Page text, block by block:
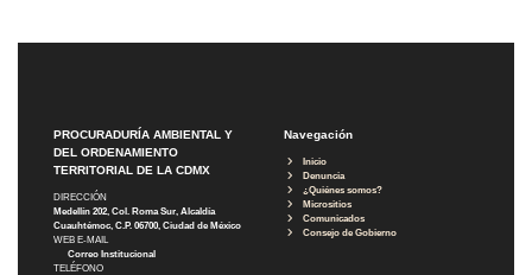
PROCURADURÍA AMBIENTAL Y
DEL ORDENAMIENTO
TERRITORIAL DE LA CDMX
DIRECCIÓN
Medellín 202, Col. Roma Sur, Alcaldía
Cuauhtémoc, C.P. 06700, Ciudad de México
WEB E-MAIL
Correo Institucional
TELÉFONO
Navegación
Inicio
Denuncia
¿Quiénes somos?
Micrositios
Comunicados
Consejo de Gobierno